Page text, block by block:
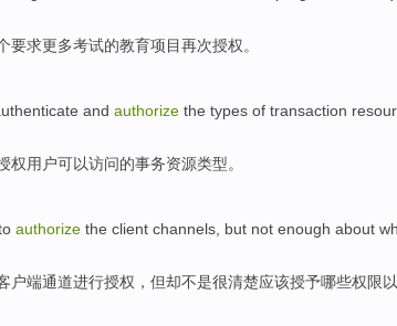
要求更多考试的教育项目再次授权。
and authorize the types of transaction
权用户可以访问的事务资源类型。
authorize the client channels but not enough about
户端通道进行授权 ， 但却不是很清楚应该授予哪些权限